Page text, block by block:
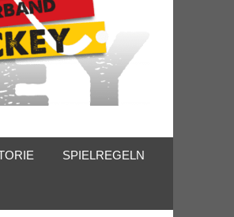
SPIELREGELN